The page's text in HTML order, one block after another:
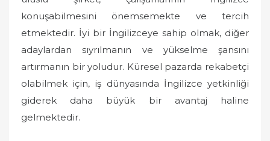
konuşabilmesini önemsemekte ve tercih
etmektedir. İyi bir İngilizceye sahip olmak, diğer
adaylardan sıyrılmanın ve yükselme şansını
artırmanın bir yoludur. Küresel pazarda rekabetçi
olabilmek için, iş dünyasında İngilizce yetkinliği
giderek daha büyük bir avantaj haline
gelmektedir.